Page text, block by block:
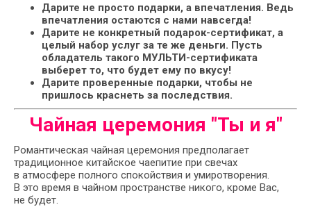
Дарите не просто подарки, а впечатления. Ведь
впечатления остаются с нами навсегда!
Дарите не конкретный подарок-сертификат, а
целый набор услуг за те же деньги. Пусть
обладатель такого МУЛЬТИ-сертификата
выберет то, что будет ему по вкусу!
Дарите проверенные подарки, чтобы не
пришлось краснеть за последствия.
Чайная церемония "Ты и я"
Романтическая чайная церемония предполагает
традиционное китайское чаепитие при свечах
в атмосфере полного спокойствия и умиротворения.
В это время в чайном пространстве никого, кроме Вас,
не будет.